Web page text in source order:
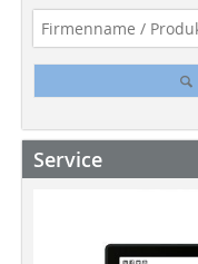
Service